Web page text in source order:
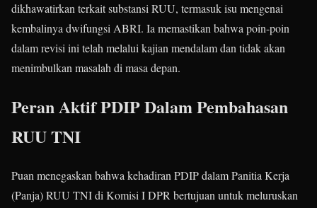
dikhawatirkan terkait substansi RUU, termasuk isu mengenai
kembalinya dwifungsi ABRI. Ia memastikan bahwa poin-poin
dalam revisi ini telah melalui kajian mendalam dan tidak akan
menimbulkan masalah di masa depan.
Peran Aktif PDIP Dalam Pembahasan
RUU TNI
Puan menegaskan bahwa kehadiran PDIP dalam Panitia Kerja
(Panja) RUU TNI di Komisi I DPR bertujuan untuk meluruskan